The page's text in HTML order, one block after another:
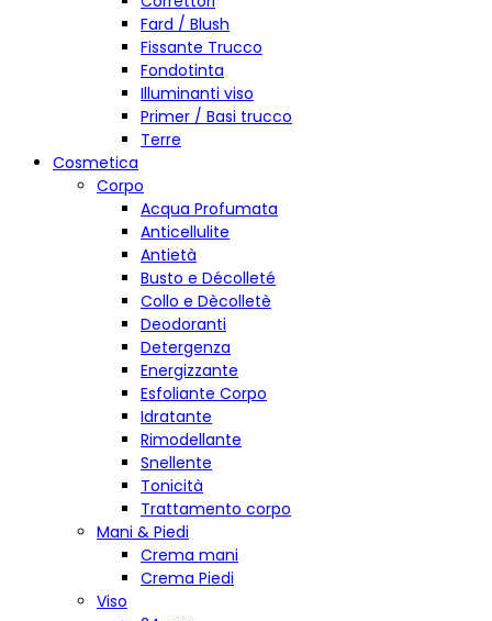
Fard / Blush
Fissante Trucco
Fondotinta
Illuminanti viso
Primer / Basi trucco
Terre
Cosmetica
Corpo
Acqua Profumata
Anticellulite
Antietà
Busto e Décolleté
Collo e Dècolletè
Deodoranti
Detergenza
Energizzante
Esfoliante Corpo
Idratante
Rimodellante
Snellente
Tonicità
Trattamento corpo
Mani & Piedi
Crema mani
Crema Piedi
Viso